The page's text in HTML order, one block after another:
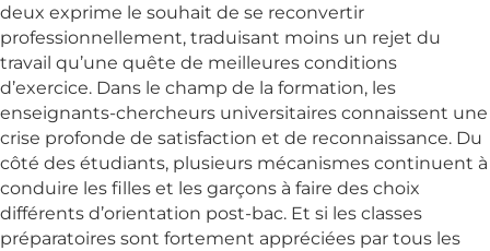
deux exprime le souhait de se reconvertir
professionnellement, traduisant moins un rejet du
travail qu’une quête de meilleures conditions
d’exercice. Dans le champ de la formation, les
enseignants-chercheurs universitaires connaissent une
crise profonde de satisfaction et de reconnaissance. Du
côté des étudiants, plusieurs mécanismes continuent à
conduire les filles et les garçons à faire des choix
différents d’orientation post-bac. Et si les classes
préparatoires sont fortement appréciées par tous les